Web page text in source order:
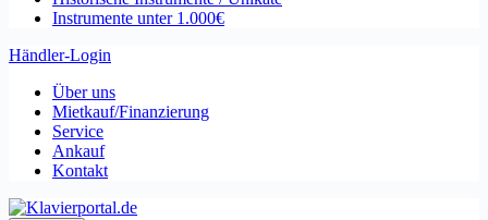
Instrumente unter 1.000€
Händler-Login
Über uns
Mietkauf/Finanzierung
Service
Ankauf
Kontakt